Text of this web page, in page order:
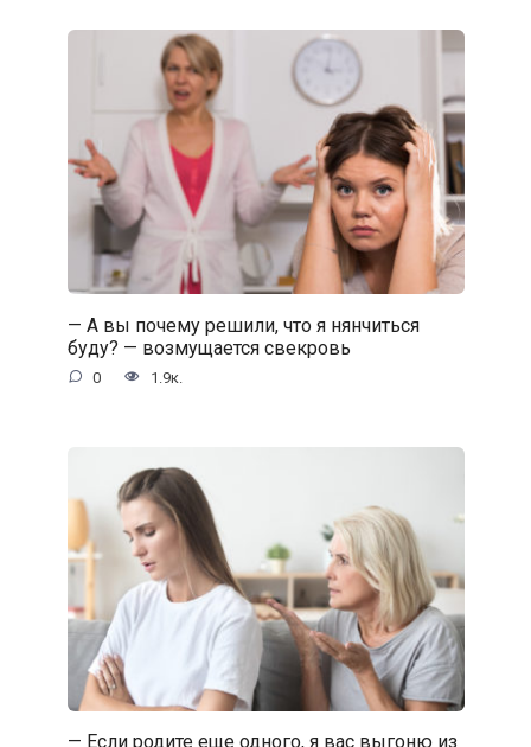
— А вы почему решили, что я нянчиться
буду? — возмущается свекровь
0 1.9к.
— Если родите еще одного, я вас выгоню из